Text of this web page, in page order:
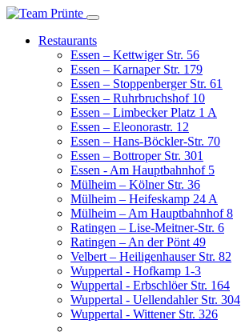
Restaurants
Essen – Kettwiger Str. 56
Essen – Karnaper Str. 179
Essen – Stoppenberger Str. 61
Essen – Ruhrbruchshof 10
Essen – Limbecker Platz 1 A
Essen – Eleonorastr. 12
Essen – Hans-Böckler-Str. 70
Essen – Bottroper Str. 301
Essen - Am Hauptbahnhof 5
Mülheim – Kölner Str. 36
Mülheim – Heifeskamp 24 A
Mülheim – Am Hauptbahnhof 8
Ratingen – Lise-Meitner-Str. 6
Ratingen – An der Pönt 49
Velbert – Heiligenhauser Str. 82
Wuppertal - Hofkamp 1-3
Wuppertal - Erbschlöer Str. 164
Wuppertal - Uellendahler Str. 304
Wuppertal - Wittener Str. 326